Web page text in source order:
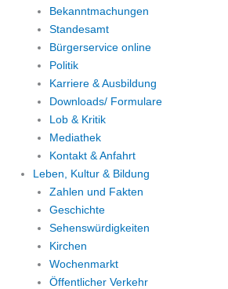
Bekanntmachungen
Standesamt
Bürgerservice online
Politik
Karriere & Ausbildung
Downloads/ Formulare
Lob & Kritik
Mediathek
Kontakt & Anfahrt
Leben, Kultur & Bildung
Zahlen und Fakten
Geschichte
Sehenswürdigkeiten
Kirchen
Wochenmarkt
Öffentlicher Verkehr